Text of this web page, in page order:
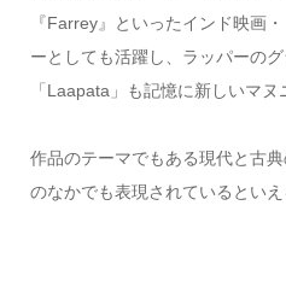
『Farrey』といったインド映画
ーとしても活躍し、ラッパーの
「Laapata」も記憶に新しいマヌ
作品のテーマでもある現代と古
のなかでも表現されているといえ